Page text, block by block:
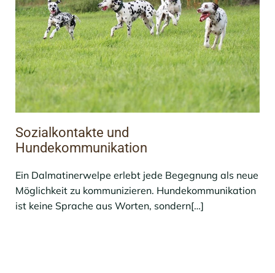
Sozialkontakte und
Hundekommunikation
Ein Dalmatinerwelpe erlebt jede Begegnung als neue
Möglichkeit zu kommunizieren. Hundekommunikation
ist keine Sprache aus Worten, sondern[…]